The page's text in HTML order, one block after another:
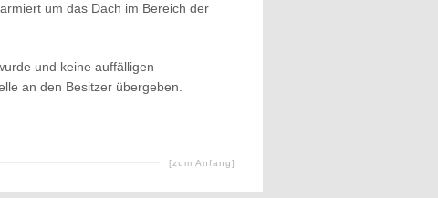
um das Dach im Bereich der
und keine auffälligen
an den Besitzer übergeben.
[zum Anfang]